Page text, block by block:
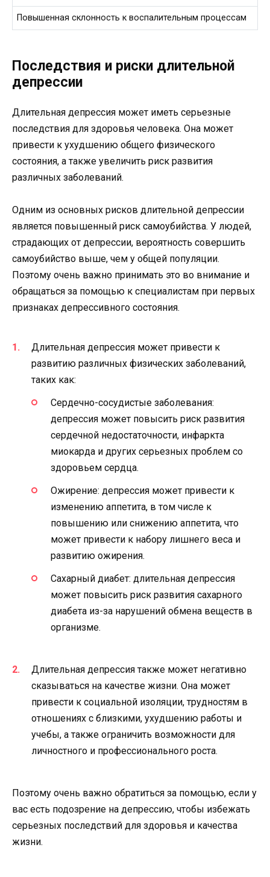
Повышенная склонность к воспалительным процессам
Последствия и риски длительной
депрессии
Длительная депрессия может иметь серьезные
последствия для здоровья человека. Она может
привести к ухудшению общего физического
состояния, а также увеличить риск развития
различных заболеваний.
Одним из основных рисков длительной депрессии
является повышенный риск самоубийства. У людей,
страдающих от депрессии, вероятность совершить
самоубийство выше, чем у общей популяции.
Поэтому очень важно принимать это во внимание и
обращаться за помощью к специалистам при первых
признаках депрессивного состояния.
Длительная депрессия может привести к
развитию различных физических заболеваний,
таких как:
Сердечно-сосудистые заболевания:
депрессия может повысить риск развития
сердечной недостаточности, инфаркта
миокарда и других серьезных проблем со
здоровьем сердца.
Ожирение: депрессия может привести к
изменению аппетита, в том числе к
повышению или снижению аппетита, что
может привести к набору лишнего веса и
развитию ожирения.
Сахарный диабет: длительная депрессия
может повысить риск развития сахарного
диабета из-за нарушений обмена веществ в
организме.
Длительная депрессия также может негативно
сказываться на качестве жизни. Она может
привести к социальной изоляции, трудностям в
отношениях с близкими, ухудшению работы и
учебы, а также ограничить возможности для
личностного и профессионального роста.
Поэтому очень важно обратиться за помощью, если у
вас есть подозрение на депрессию, чтобы избежать
серьезных последствий для здоровья и качества
жизни.